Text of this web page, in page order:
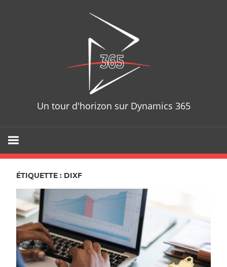
Un tour d'horizon sur Dynamics 365
ÉTIQUETTE : DIXF